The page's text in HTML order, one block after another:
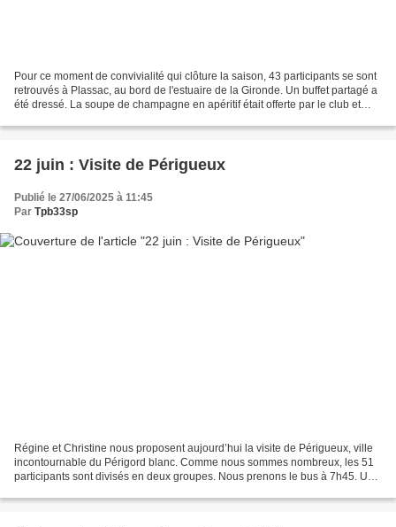
Pour ce moment de convivialité qui clôture la saison, 43 participants se sont
retrouvés à Plassac, au bord de l'estuaire de la Gironde. Un buffet partagé a
été dressé. La soupe de champagne en apéritif était offerte par le club et
22 juin : Visite de Périgueux
Publié le 27/06/2025 à 11:45
Par Tpb33sp
Régine et Christine nous proposent aujourd’hui la visite de Périgueux, ville
incontournable du Périgord blanc. Comme nous sommes nombreux, les 51
participants sont divisés en deux groupes. Nous prenons le bus à 7h45. Un